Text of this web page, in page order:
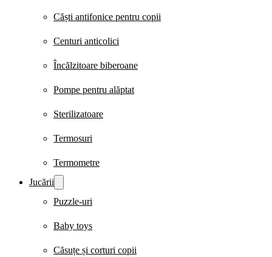
Căști antifonice pentru copii
Centuri anticolici
Încălzitoare biberoane
Pompe pentru alăptat
Sterilizatoare
Termosuri
Termometre
Jucării
Puzzle-uri
Baby toys
Căsuțe și corturi copii